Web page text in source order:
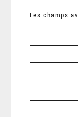
Les champs